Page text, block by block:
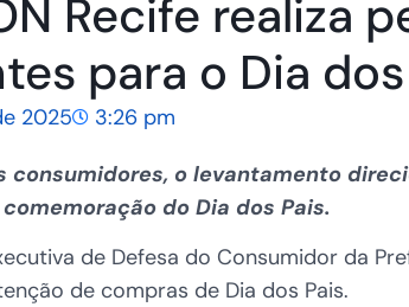
Recife realiza
para o Dia
2025
3:26 pm
consumidores, o levantamento
do Dia dos Pais.
de Defesa do Consumidor da
de compras de Dia dos Pais.